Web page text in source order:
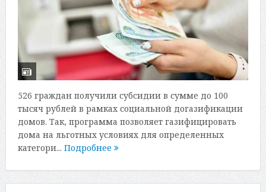
526 граждан получили субсидии в сумме до 100
тысяч рублей в рамках социальной догазификации
домов. Так, программа позволяет газифицировать
дома на льготных условиях для определенных
категори... Подробнее